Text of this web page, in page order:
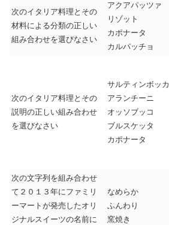
次のイタリア料理とその
材料による分類の正しい
組み合わせを選びなさい
アクアパッツァ
リゾット
カポナータ
カルパッチョ
次のイタリア料理とその
説明の正しい組み合わせ
を選びなさい
サルティンボッカ
アランチーニ
オッソブッコ
ブルスケッタ
カポナータ
次の文字列を組み合わせ
て２０１３年にファミリ
ーマートが発売したオリ
ジナルスイーツの名前に
なめらか
ふんわり
窯焼き